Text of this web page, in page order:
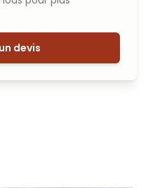
devis